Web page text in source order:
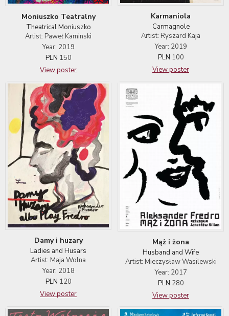
Moniuszko Teatralny
Theatrical Moniuszko
Artist: Paweł Kaminski
Year: 2019
PLN 150
View poster
Karmaniola
Carmagnole
Artist: Ryszard Kaja
Year: 2019
PLN 100
View poster
Damy i huzary
Ladies and Husars
Artist: Maja Wolna
Year: 2018
PLN 120
View poster
Mąż i żona
Husband and Wife
Artist: Mieczysław Wasilewski
Year: 2017
PLN 280
View poster